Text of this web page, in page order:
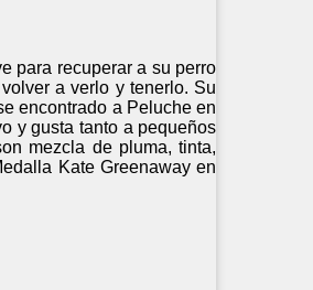
para recuperar a su perro
a verlo y tenerlo. Su
encontrado a Peluche en
y gusta tanto a pequeños
mezcla de pluma, tinta,
Kate Greenaway en